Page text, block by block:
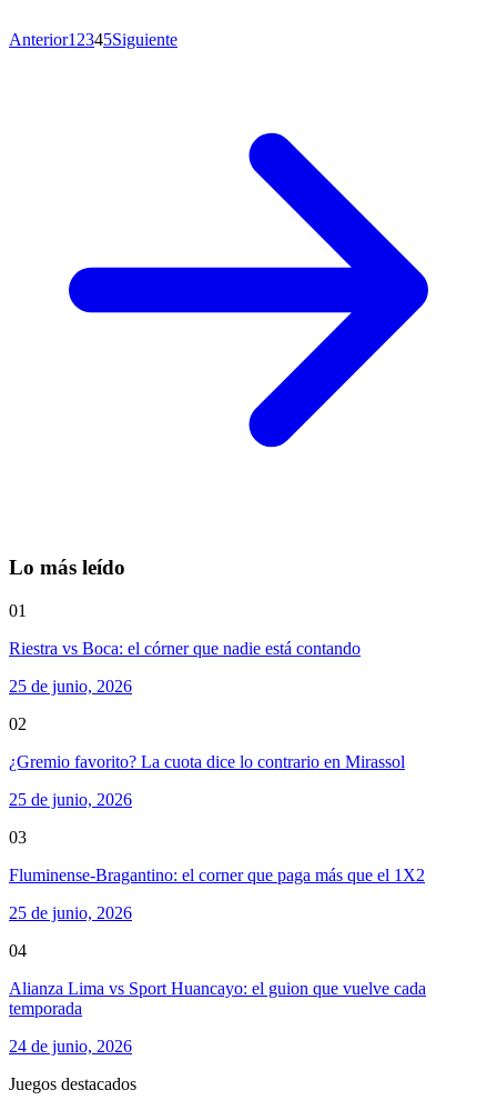
Anterior1 2345Siguiente
Lo más leído
01
Riestra vs Boca: el córner que nadie está contando
25 de junio, 2026
02
¿Gremio favorito? La cuota dice lo contrario en Mirassol
25 de junio, 2026
03
Fluminense-Bragantino: el corner que paga más que el 1X2
25 de junio, 2026
04
Alianza Lima vs Sport Huancayo: el guion que vuelve cada
temporada
24 de junio, 2026
Juegos destacados